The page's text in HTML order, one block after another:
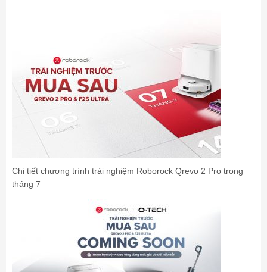
Chi tiết chương trình trải nghiệm Roborock Qrevo 2 Pro trong
tháng 7